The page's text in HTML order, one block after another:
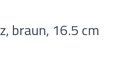
braun, 16.5 cm